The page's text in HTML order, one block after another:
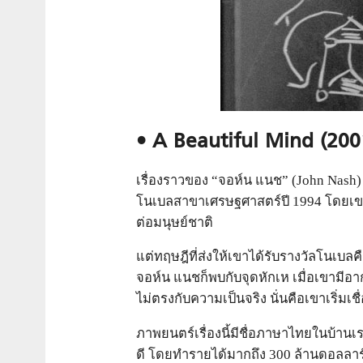
• A Beautiful Mind
เรื่องราวของ “จอห์น แนช” (John
โนเบลสาขาเศรษฐศาสตร์ปี 1994 โด
ต่อมนุษย์ชาติ
แต่ทฤษฎีที่ส่งให้เขาได้รับรางวัลโนเบ
จอห์น แนชก็พบกับจุดหักเห เมื่อเขามีอ
ไม่ตรงกับความเป็นจริง นั่นคือเขาเริ่มเ
ภาพยนตร์เรื่องนี้มีชื่อภาษาไทยในบ้านเ
ดี โดยทำรายได้มากถึง 300 ล้านดอลล